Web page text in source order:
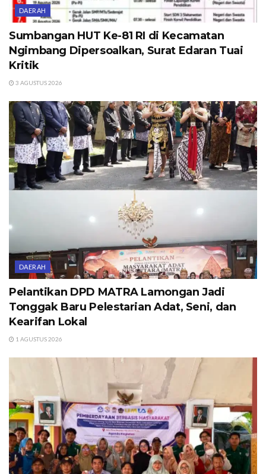
DAERAH
Sumbangan HUT Ke-81 RI di Kecamatan
Ngimbang Dipersoalkan, Surat Edaran Tuai
Kritik
3 AGUSTUS 2026
DAERAH
Pelantikan DPD MATRA Lamongan Jadi
Tonggak Baru Pelestarian Adat, Seni, dan
Kearifan Lokal
1 AGUSTUS 2026